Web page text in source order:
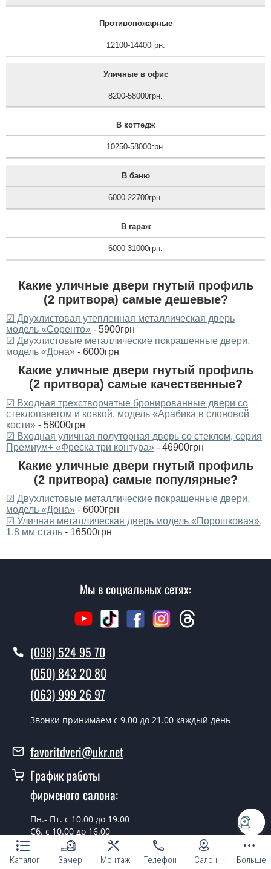
Каталог Замер Монтаж Телефон Салон Больше
Противопожарные
12100-14400грн.
Уличные в офис
8200-58000грн.
В коттедж
10250-58000грн.
В баню
6000-22700грн.
В гараж
6000-31000грн.
Какие уличные двери гнутый профиль
(2 притвора) самые дешевые?
☑ Двухлистовая утепленная металлическая дверь
модель «Соренто» - 5900грн
☑ Двухлистовые металлические покрашенные двери,
модель «Дона» - 6000грн
Какие уличные двери гнутый профиль
(2 притвора) самые качественные?
☑ Входная трехстворчатые бронированные двери со
стеклопакетом и ковкой, модель «Арабика в слоновой
кости» - 58000грн
☑ Входная уличная полуторная дверь со стеклом, серия
Премиум+ «Фреска три контура» - 46900грн
Какие уличные двери гнутый профиль
(2 притвора) самые популярные?
☑ Двухлистовые металлические покрашенные двери,
модель «Дона» - 6000грн
☑ Уличная металлическая дверь модель «Порошковая»,
1.8 мм сталь - 16500грн
Мы в социальных сетях:
(098) 524 95 70
(050) 843 20 80
(063) 999 26 97
Звонки принимаем c 9.00 до 21.00 каждый день
favoritdveri@ukr.net
График работы
фирменого салона:
Пн.- Пт. с 10.00 до 19.00
Сб. с 10.00 до 16.00
г. Киев, просп. Бажана, 14